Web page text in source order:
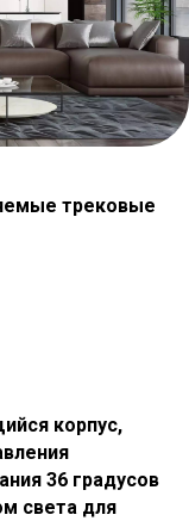
трековые
корпус,
36 градусов
света для